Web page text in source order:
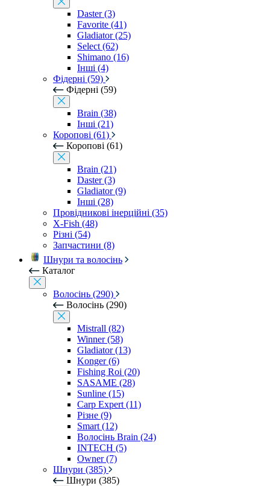
Daster (3)
Favorite (41)
Gladiator (25)
Select (62)
Shimano (16)
Інші (4)
Фідерні (59)
Фідерні (59)
Brain (38)
Інші (21)
Коропові (61)
Коропові (61)
Brain (21)
Daster (3)
Gladiator (9)
Інші (28)
Провідникові інерційні (35)
X-Fish (48)
Різні (54)
Запчастини (8)
Шнури та волосінь
Каталог
Волосінь (290)
Волосінь (290)
Mistrall (82)
Winner (58)
Gladiator (13)
Konger (6)
Fishing Roi (20)
SASAME (28)
Sunline (15)
Carp Expert (11)
Різне (9)
Smart (12)
Волосінь Brain (24)
INTECH (5)
Owner (7)
Шнури (385)
Шнури (385)